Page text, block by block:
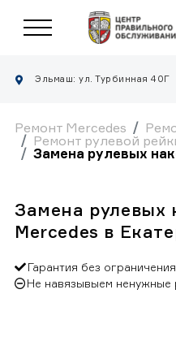
Эльмаш: ул. Турбинная 40Г
Ремонт Mercedes
Ремонт рулевой
Замена рулевых
Замена рулевых
Mercedes в
Гарантия без
Не навязывыем ненужные